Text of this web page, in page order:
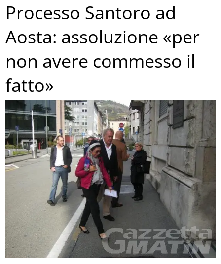
Processo Santoro ad
Aosta: assoluzione «per
non avere commesso il
fatto»